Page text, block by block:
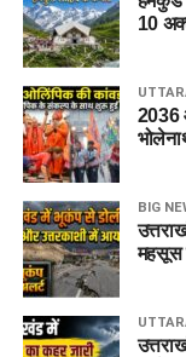
10
2036
BIG
महसूस